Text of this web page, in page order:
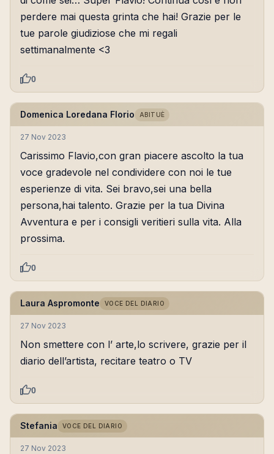
perdere mai questa grinta che hai! Grazie per le
tue parole giudiziose che mi regali
settimanalmente <3
0
Domenica Loredana Florio ABITUÈ
27 Nov 2023
Carissimo Flavio,con gran piacere ascolto la tua
voce gradevole nel condividere con noi le tue
esperienze di vita. Sei bravo,sei una bella
persona,hai talento. Grazie per la tua Divina
Avventura e per i consigli veritieri sulla vita. Alla
prossima.
0
Laura Aspromonte VOCE DEL DIARIO
27 Nov 2023
Non smettere con l’ arte,lo scrivere, grazie per il
diario dell’artista, recitare teatro o TV
0
Stefania VOCE DEL DIARIO
27 Nov 2023